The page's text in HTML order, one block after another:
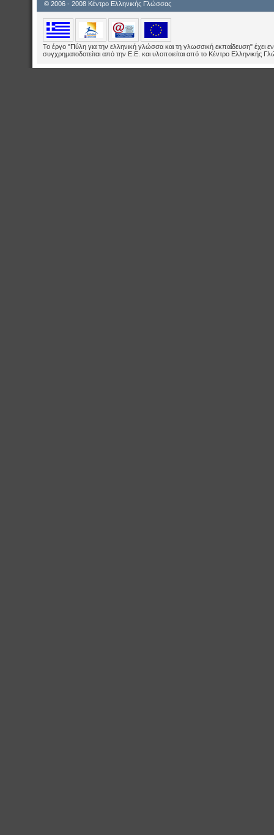
© 2006 - 2008 Κέντρο Ελληνικής Γλώσσας
Το έργο "Πύλη για την ελληνική γλώσσα και τη γλωσσική εκπαίδευση" έχει
συγχρηματοδοτείται από την Ε.E. και υλοποιείται από το Κέντρο Ελληνικής